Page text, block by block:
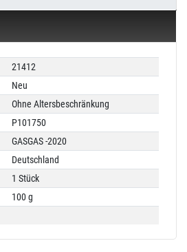
21412
Neu
Ohne Altersbeschränkung
P101750
GASGAS -2020
Deutschland
1 Stück
100 g